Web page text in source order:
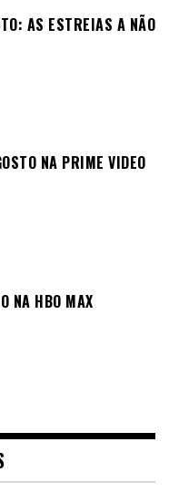
AS ESTREIAS A NÃO
NA PRIME VIDEO
NA HBO MAX